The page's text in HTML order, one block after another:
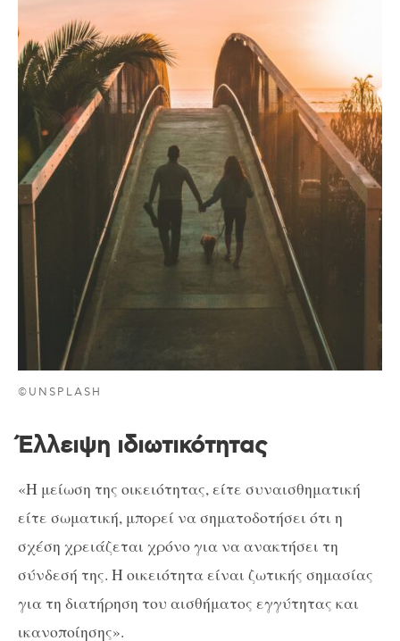
©UNSPLASH
Έλλειψη ιδιωτικότητας
«Η μείωση της οικειότητας, είτε συναισθηματική
είτε σωματική, μπορεί να σηματοδοτήσει ότι η
σχέση χρειάζεται χρόνο για να ανακτήσει τη
σύνδεσή της. Η οικειότητα είναι ζωτικής σημασίας
για τη διατήρηση του αισθήματος εγγύτητας και
ικανοποίησης».